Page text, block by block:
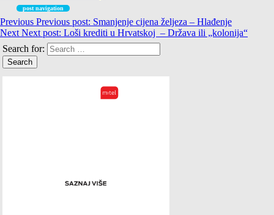
post navigation
Previous Previous post: Smanjenje cijena željeza – Hlađenje
Next Next post: Loši krediti u Hrvatskoj – Država ili „kolonija“
Search for: